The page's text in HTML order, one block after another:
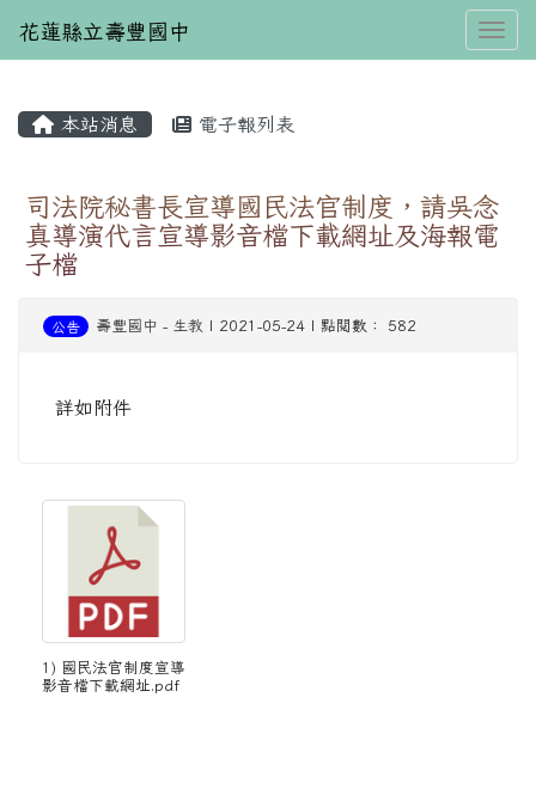
花蓮縣立壽豐國中
本站消息 電子報列表
司法院秘書長宣導國民法官制度，請吳念
真導演代言宣導影音檔下載網址及海報電
子檔
公告 壽豐國中 - 生教 | 2021-05-24 | 點閱數： 582
詳如附件
1) 國民法官制度宣導
影音檔下載網址.pdf